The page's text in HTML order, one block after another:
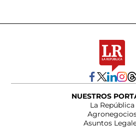
NUESTROS
La República
Asuntos